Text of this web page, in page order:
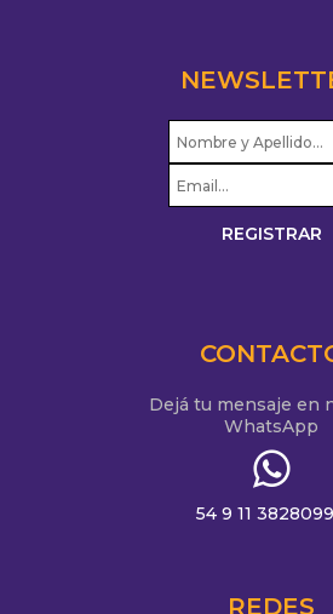
Dejá tu mensaje en
WhatsApp
54 9 11
REDES